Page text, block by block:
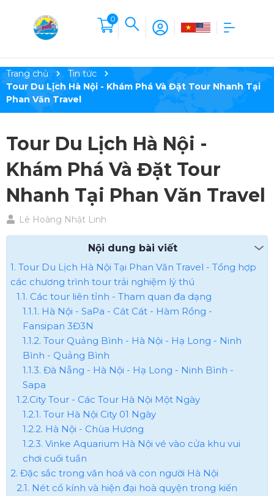
0
Trang chủ
Tin tức
Tour Du Lịch Hà Nội - Khám Phá Và Đặt Tour Nhanh Tại
Phan Văn Travel
Tour Du Lịch Hà Nội -
Khám Phá Và Đặt Tour
Nhanh Tại Phan Văn Travel
Lê Hoàng Nhật Linh
Nội dung bài viết
1. Tour Du Lịch Hà Nội Tại Phan Văn Travel - Tổng hợp
các chương trình tour trải nghiệm lý thú
1.1. Các tour liên tỉnh - Tham quan đa dạng
1.1.1. Hà Nội - SaPa - Cát Cát - Hàm Rồng -
Fansipan 3Đ3N
1.1.2. Tour Quảng Bình - Hà Nội - Hạ Long - Ninh
Bình - Quảng Bình
1.1.3. Đà Nẵng - Hà Nội - Hạ Long - Ninh Bình -
Sapa
1.2.City Tour - Các Tour Hà Nội Một Ngày
1.2.1. Tour Hà Nội City 01 Ngày
1.2.2. Hà Nội - Chùa Hương
1.2.3. Vinke Aquarium Hà Nội vé vào cửa khu vui
chơi cuối tuần
2. Đặc sắc trong văn hoá và con người Hà Nội
2.1. Nét cổ kính và hiện đại hoà quyện trong kiến